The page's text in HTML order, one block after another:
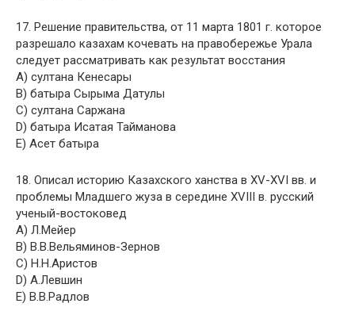
17. Решение правительства, от 11 марта 1801 г. которое
разрешало казахам кочевать на правобережье Урала
следует рассматривать как результат восстания
A) султана Кенесары
B) батыра Сырыма Датулы
C) султана Саржана
D) батыра Исатая Тайманова
E) Асет батыра
18. Описал историю Казахского ханства в XV-XVI вв. и
проблемы Младшего жуза в середине ХVIII в. русский
ученый-востоковед
A) Л.Мейер
B) В.В.Вельяминов-Зернов
C) Н.Н.Аристов
D) А.Левшин
E) В.В.Радлов